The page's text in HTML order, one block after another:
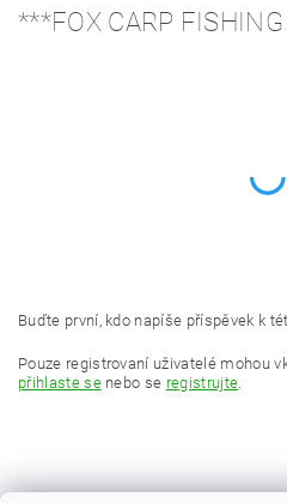
***FOX CARP
Buďte první, kdo napíše příspěvek k
Pouze registrovaní uživatelé mohou
přihlaste senebo se registrujte.